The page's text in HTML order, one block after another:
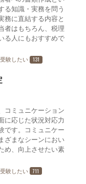
る知識・実務を問う
務に直結する内容と
者はもちろん、税理
る人にもおすすめで
受験したい 131
コミュニケーション
に応じた状況対応力
です。コミュニケー
ざまなシーンにおい
め、向上させたい素
受験したい 711